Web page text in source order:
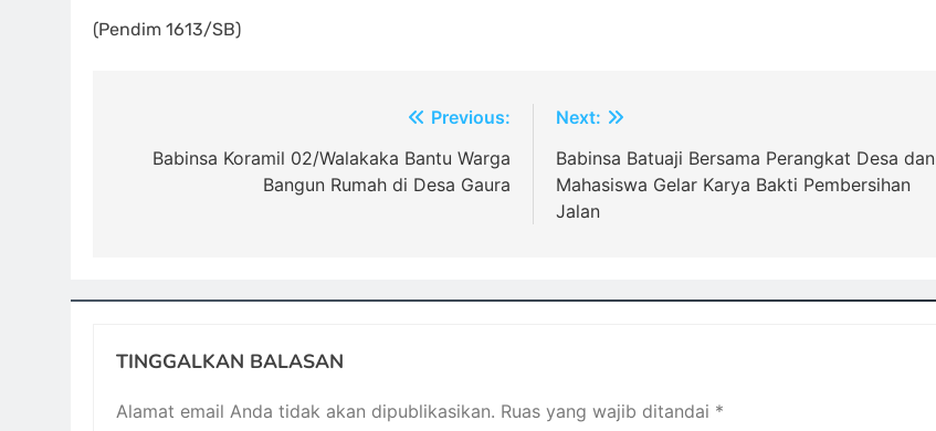
(Pendim 1613/SB)
pos
Previous:
Babinsa Koramil 02/Walakaka Bantu Warga
Bangun Rumah di Desa Gaura
Next:
Babinsa Batuaji Bersama Perangkat Desa dan
Mahasiswa Gelar Karya Bakti Pembersihan
Jalan
TINGGALKAN BALASAN
Alamat email Anda tidak akan dipublikasikan. Ruas yang wajib ditandai *